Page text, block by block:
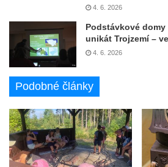
4. 6. 2026
Podstávkové
unikát Trojzemí –
4. 6. 2026
Podobné články